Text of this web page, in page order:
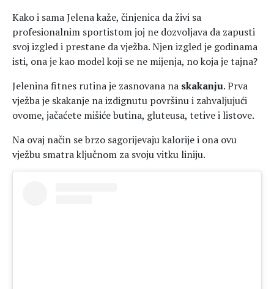
Kako i sama Jelena kaže, činjenica da živi sa
profesionalnim sportistom joj ne dozvoljava da zapusti
svoj izgled i prestane da vježba. Njen izgled je godinama
isti, ona je kao model koji se ne mijenja, no koja je tajna?
Jelenina fitnes rutina je zasnovana na skakanju. Prva
vježba je skakanje na izdignutu površinu i zahvaljujući
ovome, jačaćete mišiće butina, gluteusa, tetive i listove.
Na ovaj način se brzo sagorijevaju kalorije i ona ovu
vježbu smatra ključnom za svoju vitku liniju.